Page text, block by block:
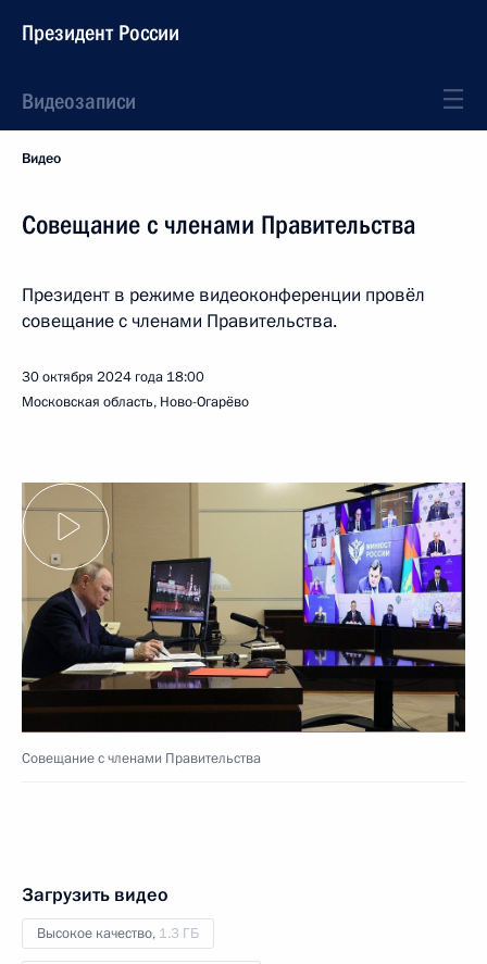
Президент России
Видеозаписи
Видео
Совещание с членами Правительства
Президент в режиме видеоконференции провёл
совещание с членами Правительства.
30 октября 2024 года 18:00
Московская область, Ново-Огарёво
Совещание с членами Правительства
Загрузить видео
Высокое качество, 1.3 ГБ